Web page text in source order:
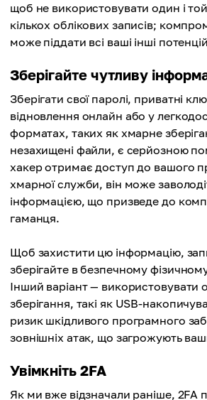
щоб не використовувати один і
кількох облікових записів;
може піддати всі ваші інші
Зберігайте чутливу
Зберігати свої паролі, приватні
відновлення онлайн або у
форматах, таких як хмарне
незахищені файли, є серйозною
хакер отримає доступ до вашого
хмарної служби, він може
інформацією, що призведе до
гаманця.
Щоб захистити цю інформацію,
зберігайте в безпечному
Інший варіант —
зберігання, такі як USB-
ризик шкідливого програмного
зовнішніх атак, що загрожують
Увімкніть 2FA
Як ми вже відзначали раніше, 2FA